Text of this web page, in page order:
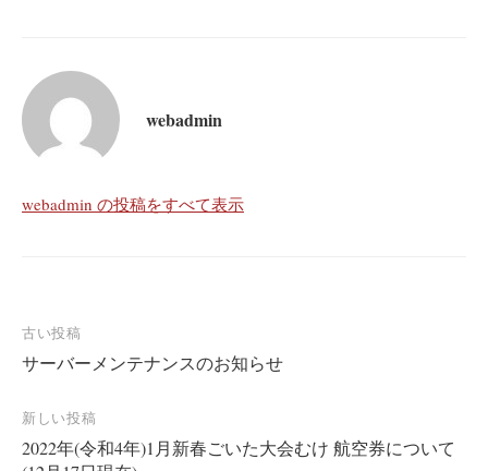
webadmin
webadmin の投稿をすべて表示
投
稿
ナ
ビ
古い投稿
サーバーメンテナンスのお知らせ
新しい投稿
2022年(令和4年)1月新春ごいた大会むけ 航空券について